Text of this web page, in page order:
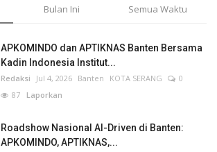
Bulan Ini Semua Waktu
APKOMINDO dan APTIKNAS Banten Bersama
Kadin Indonesia Institut...
Redaksi Jul 4, 2026 Banten KOTA SERANG
0
87 Laporkan
Roadshow Nasional AI-Driven di Banten:
APKOMINDO, APTIKNAS,...